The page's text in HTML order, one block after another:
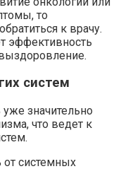
то
к врачу.
эффективность
систем
значительно
что ведет к
от системных